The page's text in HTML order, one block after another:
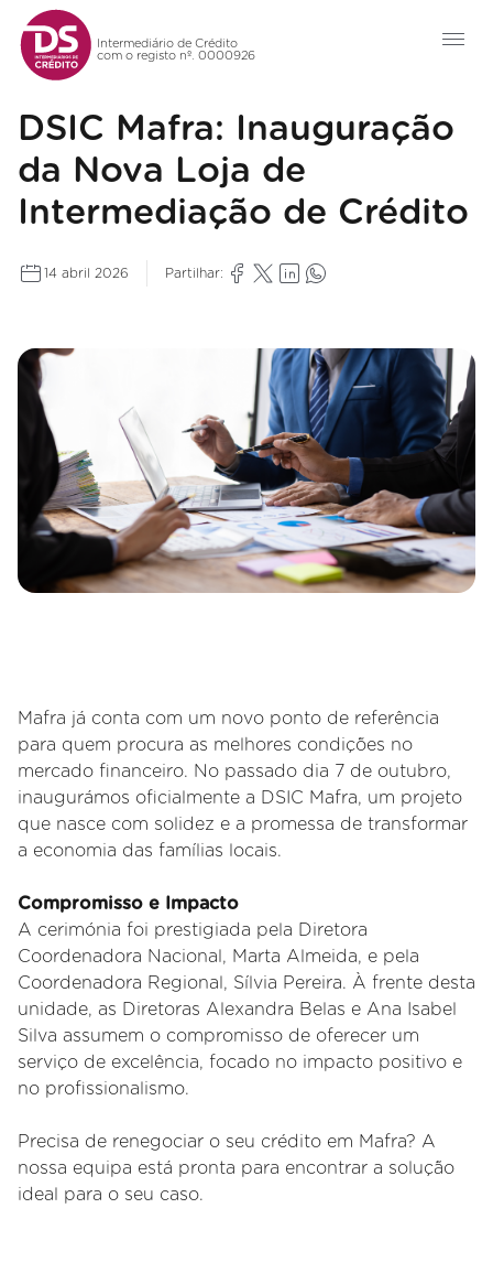
Intermediário de Crédito
com o registo nº. 0000926
DSIC Mafra: Inauguração
da Nova Loja de
Intermediação de Crédito
14 abril 2026 Partilhar:
Mafra já conta com um novo ponto de referência
para quem procura as melhores condições no
mercado financeiro. No passado dia 7 de outubro,
inaugurámos oficialmente a DSIC Mafra, um projeto
que nasce com solidez e a promessa de transformar
a economia das famílias locais.
Compromisso e Impacto
A cerimónia foi prestigiada pela Diretora
Coordenadora Nacional, Marta Almeida, e pela
Coordenadora Regional, Sílvia Pereira. À frente desta
unidade, as Diretoras Alexandra Belas e Ana Isabel
Silva assumem o compromisso de oferecer um
serviço de excelência, focado no impacto positivo e
no profissionalismo.
Precisa de renegociar o seu crédito em Mafra? A
nossa equipa está pronta para encontrar a solução
ideal para o seu caso.